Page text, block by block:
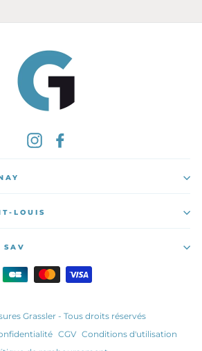
Instagram
LOUIS
Grassler - Tous droits réservés
CGV Conditions d'utilisation